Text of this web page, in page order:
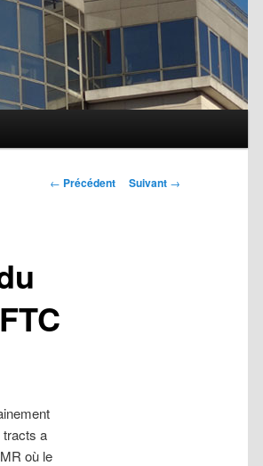
Navigation des
← Précédent Suivant →
tracts a
où le